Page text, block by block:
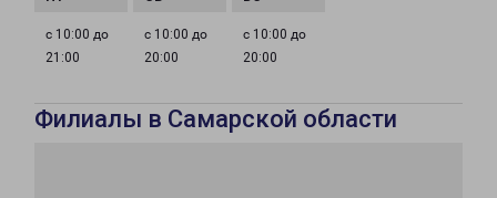
с 10:00 до
21:00
с 10:00 до
20:00
с 10:00 до
20:00
Филиалы в Самарской области